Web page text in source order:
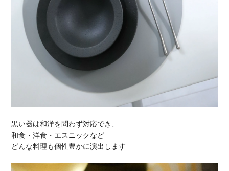
黒い器は和洋を問わず対応でき、
和食・洋食・エスニックなど
どんな料理も個性豊かに演出します